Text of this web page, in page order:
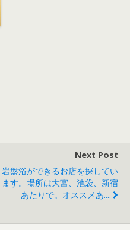
Next Post
岩盤浴ができるお店を探してい
ます。場所は大宮、池袋、新宿
あたりで。オススメあ....